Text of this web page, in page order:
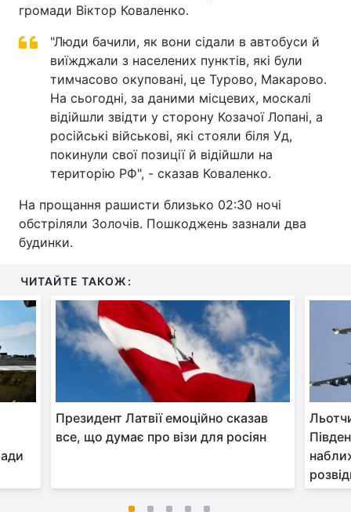
громади Віктор Коваленко.
"Люди бачили, як вони сідали в автобуси й
виїжджали з населених пунктів, які були
тимчасово окуповані, це Турово, Макарово.
На сьогодні, за даними місцевих, москалі
відійшли звідти у сторону Козачої Лопані, а
російські військові, які стояли біля Уд,
покинули свої позиції й відійшли на
територію РФ", - сказав Коваленко.
На прощання рашисти близько 02:30 ночі
обстріляли Золочів. Пошкоджень зазнали два
будинки.
ЧИТАЙТЕ ТАКОЖ:
Президент Латвії емоційно сказав
все, що думає про візи для росіян